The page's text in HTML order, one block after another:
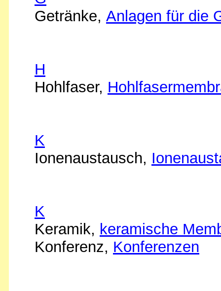
Getränke, Anlagen für die
H
Hohlfaser,
K
Ionenaustausch,
K
Keramik, keramische
Konferenz, Konferenzen